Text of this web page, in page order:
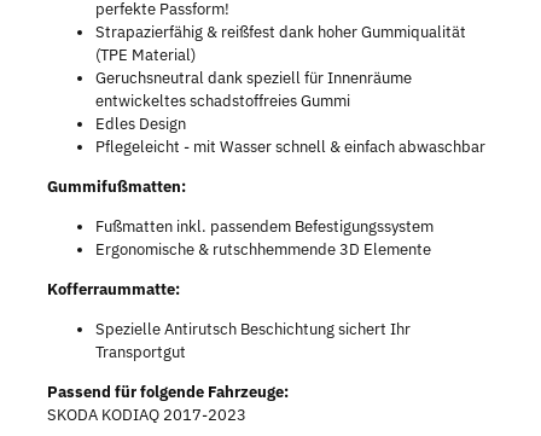
perfekte Passform!
Strapazierfähig & reißfest dank hoher Gummiqualität
(TPE Material)
Geruchsneutral dank speziell für Innenräume
entwickeltes schadstoffreies Gummi
Edles Design
Pflegeleicht - mit Wasser schnell & einfach abwaschbar
Gummifußmatten:
Fußmatten inkl. passendem Befestigungssystem
Ergonomische & rutschhemmende 3D Elemente
Kofferraummatte:
Spezielle Antirutsch Beschichtung sichert Ihr
Transportgut
Passend für folgende Fahrzeuge:
SKODA KODIAQ 2017-2023